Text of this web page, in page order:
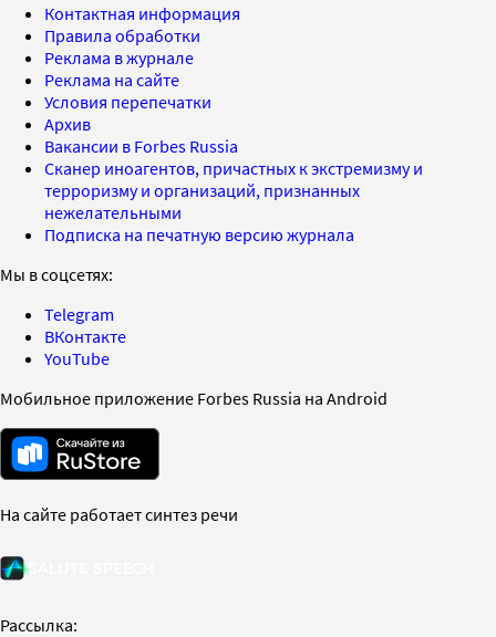
Контактная информация
Правила обработки
Реклама в журнале
Реклама на сайте
Условия перепечатки
Архив
Вакансии в Forbes Russia
Сканер иноагентов, причастных к экстремизму и
терроризму и организаций, признанных
нежелательными
Подписка на печатную версию журнала
Мы в соцсетях:
Telegram
ВКонтакте
YouTube
Мобильное приложение Forbes Russia на Android
На сайте работает синтез речи
Рассылка: